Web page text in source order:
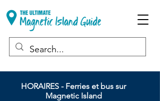
HORAIRES - Ferries et bus sur
Magnetic Island